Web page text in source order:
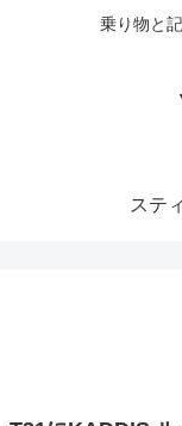
乗り物と
ステ